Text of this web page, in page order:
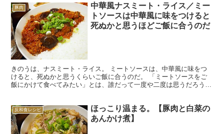
豚肉
中華風ナスミート・ライス／ミー
トソースは中華風に味をつけると
死ぬかと思うほどご飯に合うのだ
きのうは、ナスミート・ライス。 ミートソースは、中華風に味をつ
けると、死ぬかと思うくらいご飯に合うのだ。 「ミートソースをご
飯にかけて食べてみたい」とは、誰だって一度や二度は思うだろう。
反和食レシピ
ほっこり温まる。【豚肉と白菜の
あんかけ煮】